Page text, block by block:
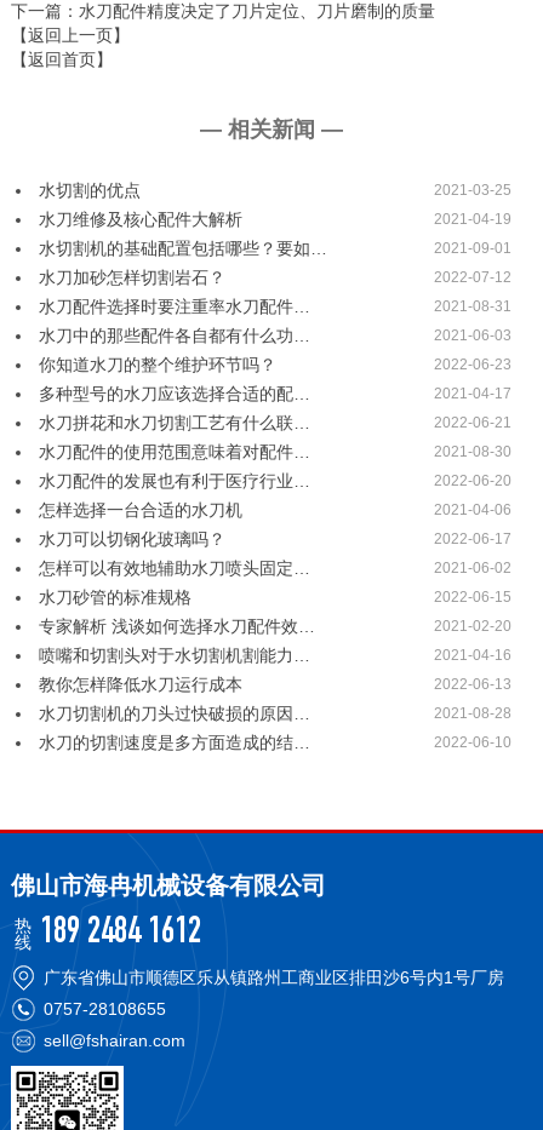
下一篇 ：水刀配件精度决定了刀片定位、刀片磨制的质量
【返回上一页】
【返回首页】
— 相关新闻 —
水切割的优点 2021-03-25
水刀维修及核心配件大解析 2021-04-19
水切割机的基础配置包括哪些？要如… 2021-09-01
水刀加砂怎样切割岩石？ 2022-07-12
水刀配件选择时要注重率水刀配件… 2021-08-31
水刀中的那些配件各自都有什么功… 2021-06-03
你知道水刀的整个维护环节吗？ 2022-06-23
多种型号的水刀应该选择合适的配… 2021-04-17
水刀拼花和水刀切割工艺有什么联… 2022-06-21
水刀配件的使用范围意味着对配件… 2021-08-30
水刀配件的发展也有利于医疗行业… 2022-06-20
怎样选择一台合适的水刀机 2021-04-06
水刀可以切钢化玻璃吗？ 2022-06-17
怎样可以有效地辅助水刀喷头固定… 2021-06-02
水刀砂管的标准规格 2022-06-15
专家解析 浅谈如何选择水刀配件效… 2021-02-20
喷嘴和切割头对于水切割机割能力… 2021-04-16
教你怎样降低水刀运行成本 2022-06-13
水刀切割机的刀头过快破损的原因… 2021-08-28
水刀的切割速度是多方面造成的结… 2022-06-10
佛山市海冉机械设备有限公司
热
线 189 2484 1612
广东省佛山市顺德区乐从镇路州工商业区排田沙6号内1号厂房
0757-28108655
sell@fshairan.com